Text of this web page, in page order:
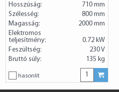
Hosszúság:
710 mm
Szélesség:
800 mm
Magasság:
2000 mm
Elektromos
teljesítmény:
0.72 kW
Feszültség:
230 V
Bruttó súly:
135 kg
hasonlít